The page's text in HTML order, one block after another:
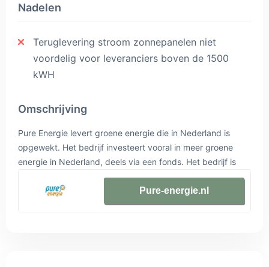
Nadelen
Teruglevering stroom zonnepanelen niet
voordelig voor leveranciers boven de 1500
kWH
Omschrijving
Pure Energie levert groene energie die in Nederland is
opgewekt. Het bedrijf investeert vooral in meer groene
energie in Nederland, deels via een fonds. Het bedrijf is
een dochteronderneming van Raedhuys, een ontwikkelaar
van duurzame energieprojecten.Pure-energie.nl